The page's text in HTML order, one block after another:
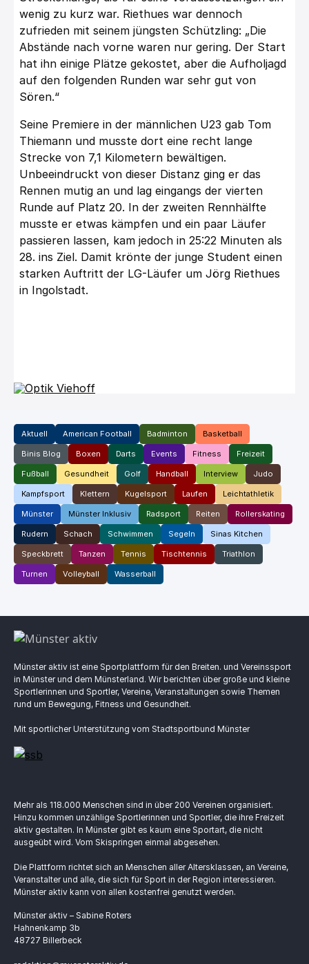
wenig zu kurz war. Riethues war dennoch
zufrieden mit seinem jüngsten Schützling: „Die
Abstände nach vorne waren nur gering. Der Start
hat ihn einige Plätze gekostet, aber die Aufholjagd
auf den folgenden Runden war sehr gut von
Sören.“
Seine Premiere in der männlichen U23 gab Tom
Thiemann und musste dort eine recht lange
Strecke von 7,1 Kilometern bewältigen.
Unbeeindruckt von dieser Distanz ging er das
Rennen mutig an und lag eingangs der vierten
Runde auf Platz 20. In der zweiten Rennhälfte
musste er etwas kämpfen und ein paar Läufer
passieren lassen, kam jedoch in 25:22 Minuten als
28. ins Ziel. Damit krönte der junge Student einen
starken Auftritt der LG-Läufer um Jörg Riethues
in Ingolstadt.
Aktuell American Football Badminton Basketball
Binis Blog Boxen Darts Events Fitness Freizeit
Fußball Gesundheit Golf Handball Interview Judo
Kampfsport Klettern Kugelsport Laufen Leichtathletik
Münster Münster Inklusiv Radsport Reiten Rollerskating
Rudern Schach Schwimmen Segeln Sinas Kitchen
Speckbrett Tanzen Tennis Tischtennis Triathlon
Turnen Volleyball Wasserball
Münster aktiv ist eine Sportplattform für den Breiten. und Vereinssport
in Münster und dem Münsterland. Wir berichten über große und kleine
Sportlerinnen und Sportler, Vereine, Veranstaltungen sowie Themen
rund um Bewegung, Fitness und Gesundheit.
Mit sportlicher Unterstützung vom Stadtsportbund Münster
Mehr als 118.000 Menschen sind in über 200 Vereinen organisiert.
Hinzu kommen unzählige Sportlerinnen und Sportler, die ihre Freizeit
aktiv gestalten. In Münster gibt es kaum eine Sportart, die nicht
ausgeübt wird. Vom Skispringen einmal abgesehen.
Die Plattform richtet sich an Menschen aller Altersklassen, an Vereine,
Veranstalter und alle, die sich für Sport in der Region interessieren.
Münster aktiv kann von allen kostenfrei genutzt werden.
Münster aktiv – Sabine Roters
Hahnenkamp 3b
48727 Billerbeck